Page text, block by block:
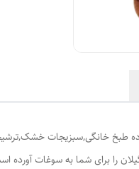
طبخ خانگی,سبزیجات
را برای شما به سوغات آورده